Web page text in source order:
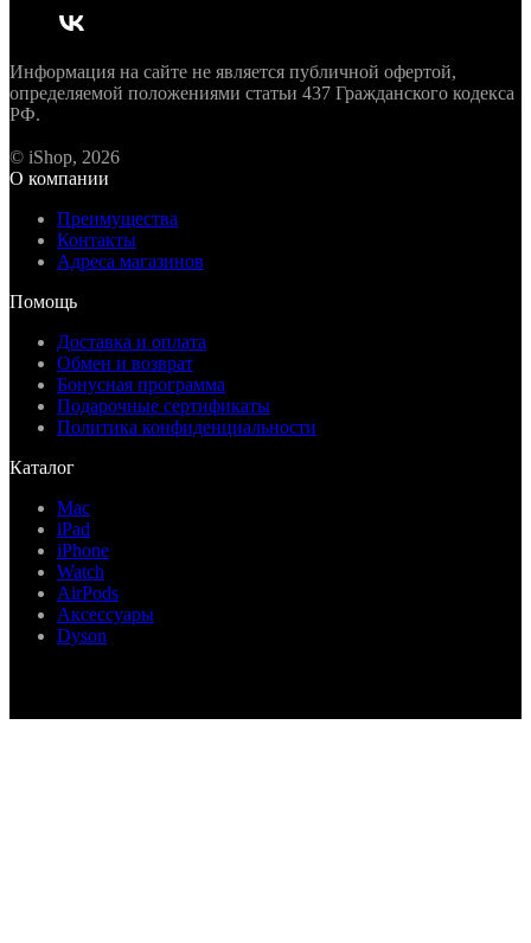
Информация на сайте не является публичной офертой,
определяемой положениями статьи 437 Гражданского кодекса
РФ.
© iShop, 2026
О компании
Преимущества
Контакты
Адреса магазинов
Помощь
Доставка и оплата
Обмен и возврат
Бонусная программа
Подарочные сертификаты
Политика конфиденциальности
Каталог
Mac
iPad
iPhone
Watch
AirPods
Аксессуары
Dyson